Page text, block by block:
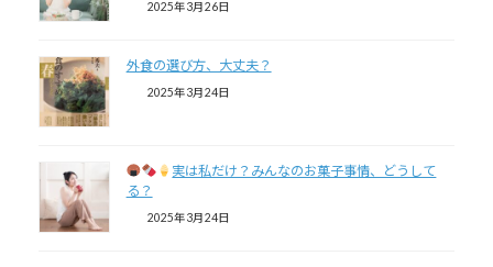
2025年3月26日
外食の選び方、大丈夫？
2025年3月24日
実は私だけ？みんなのお菓子事情、どうして
る？
2025年3月24日